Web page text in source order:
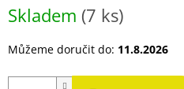
cena:
Skladem (7 ks)
Můžeme doručit do: 11.8.2026